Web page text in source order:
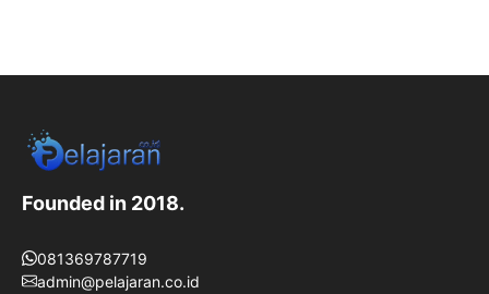
Founded in 2018.
081369787719
admin@pelajaran.co.id